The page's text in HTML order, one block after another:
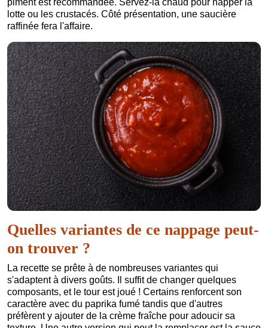
lotte ou les crustacés. Côté présentation, une saucière
raffinée fera l'affaire.
Quelles variantes de ce nappage peut-
on trouver ?
La recette se prête à de nombreuses variantes qui
s'adaptent à divers goûts. Il suffit de changer quelques
composants, et le tour est joué ! Certains renforcent son
caractère avec du paprika fumé tandis que d'autres
préfèrent y ajouter de la crème fraîche pour adoucir sa